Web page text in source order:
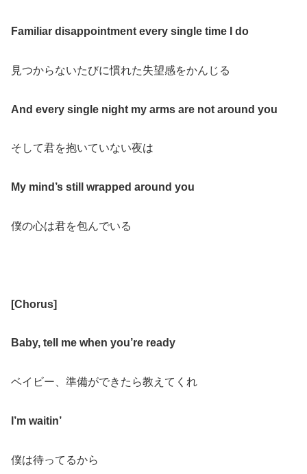
Familiar disappointment every single time I do
見つからないたびに慣れた失望感をかんじる
And every single night my arms are not around you
そして君を抱いていない夜は
My mind’s still wrapped around you
僕の心は君を包んでいる
[Chorus]
Baby, tell me when you’re ready
ベイビー、準備ができたら教えてくれ
I’m waitin’
僕は待ってるから